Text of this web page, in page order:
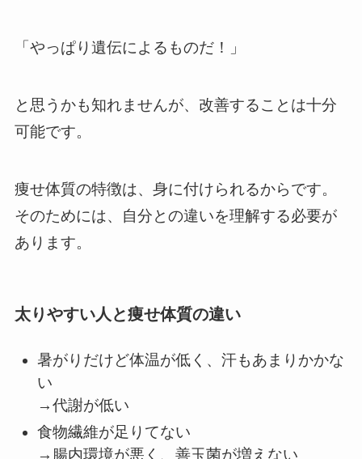
「やっぱり遺伝によるものだ！」
と思うかも知れませんが、改善することは十分
可能です。
痩せ体質の特徴は、身に付けられるからです。
そのためには、自分との違いを理解する必要が
あります。
太りやすい人と痩せ体質の違い
暑がりだけど体温が低く、汗もあまりかかな
い
→代謝が低い
食物繊維が足りてない
→腸内環境が悪く、善玉菌が増えない